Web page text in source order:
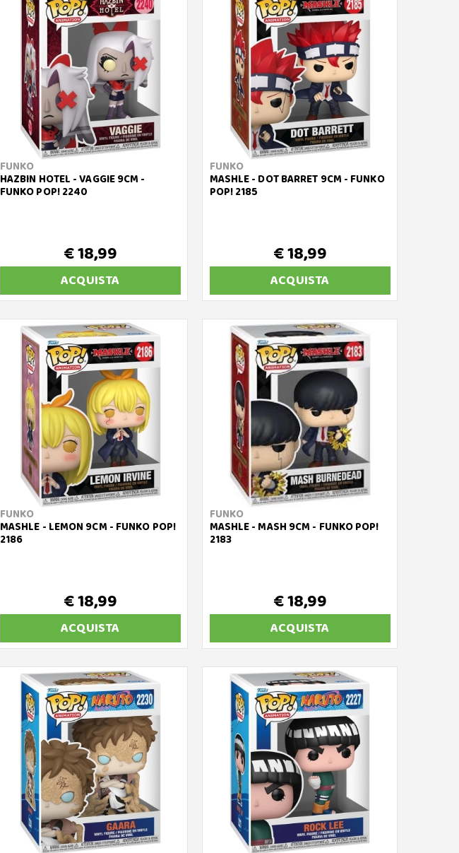
FUNKO
HAZBIN HOTEL - VAGGIE 9CM -
FUNKO POP! 2240
€ 18,99
ACQUISTA
FUNKO
MASHLE - DOT BARRET 9CM - FUNKO
POP! 2185
€ 18,99
ACQUISTA
FUNKO
MASHLE - LEMON 9CM - FUNKO POP!
2186
€ 18,99
ACQUISTA
FUNKO
MASHLE - MASH 9CM - FUNKO POP!
2183
€ 18,99
ACQUISTA